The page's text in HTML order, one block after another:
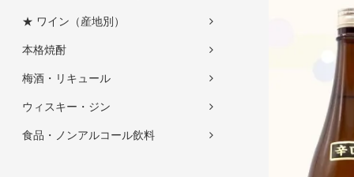
★ ワイン（産地別）
本格焼酎
梅酒・リキュール
ウィスキー・ジン
食品・ノンアルコール飲料